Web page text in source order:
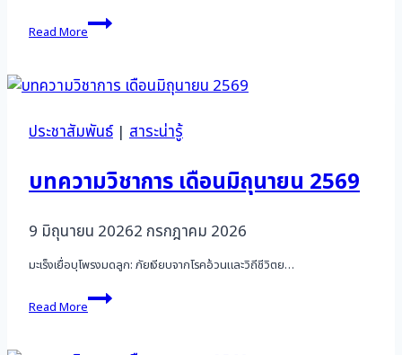
Read More
HPV
Vaccine
Locator
ประชาสัมพันธ์| สาระน่ารู้
บทความวิชาการ เดือนมิถุนายน 2569
9 มิถุนายน 20262 กรกฎาคม 2026
มะเร็งเยื่อบุโพรงมดลูก: ภัยเงียบจากโรคอ้วนและวิถีชีวิตย…
Read More
บทความ
วิชาการ